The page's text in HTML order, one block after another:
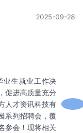
2025-09-28
业生就业工作决
促进高质量充分
人才资讯科技有
系列招聘会，覆
参会！现将相关